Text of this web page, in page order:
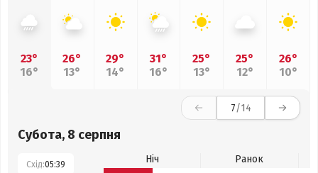
23°
16°
26°
13°
29°
14°
31°
16°
25°
13°
25°
12°
26°
10°
7/14
Субота, 8 серпня
Схід:05:39 Ніч
Ранок